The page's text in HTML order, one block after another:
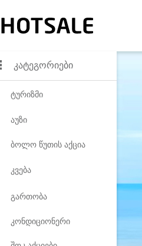
კატეგორიები
ტურიზმი
აუზი
ბოლო წუთის აქცია
კვება
გართობა
კონდიციონერი